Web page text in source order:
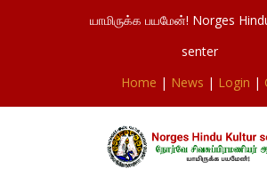
யாமிருக்க பயமேன்! Norges
senter
Home | News | Login |